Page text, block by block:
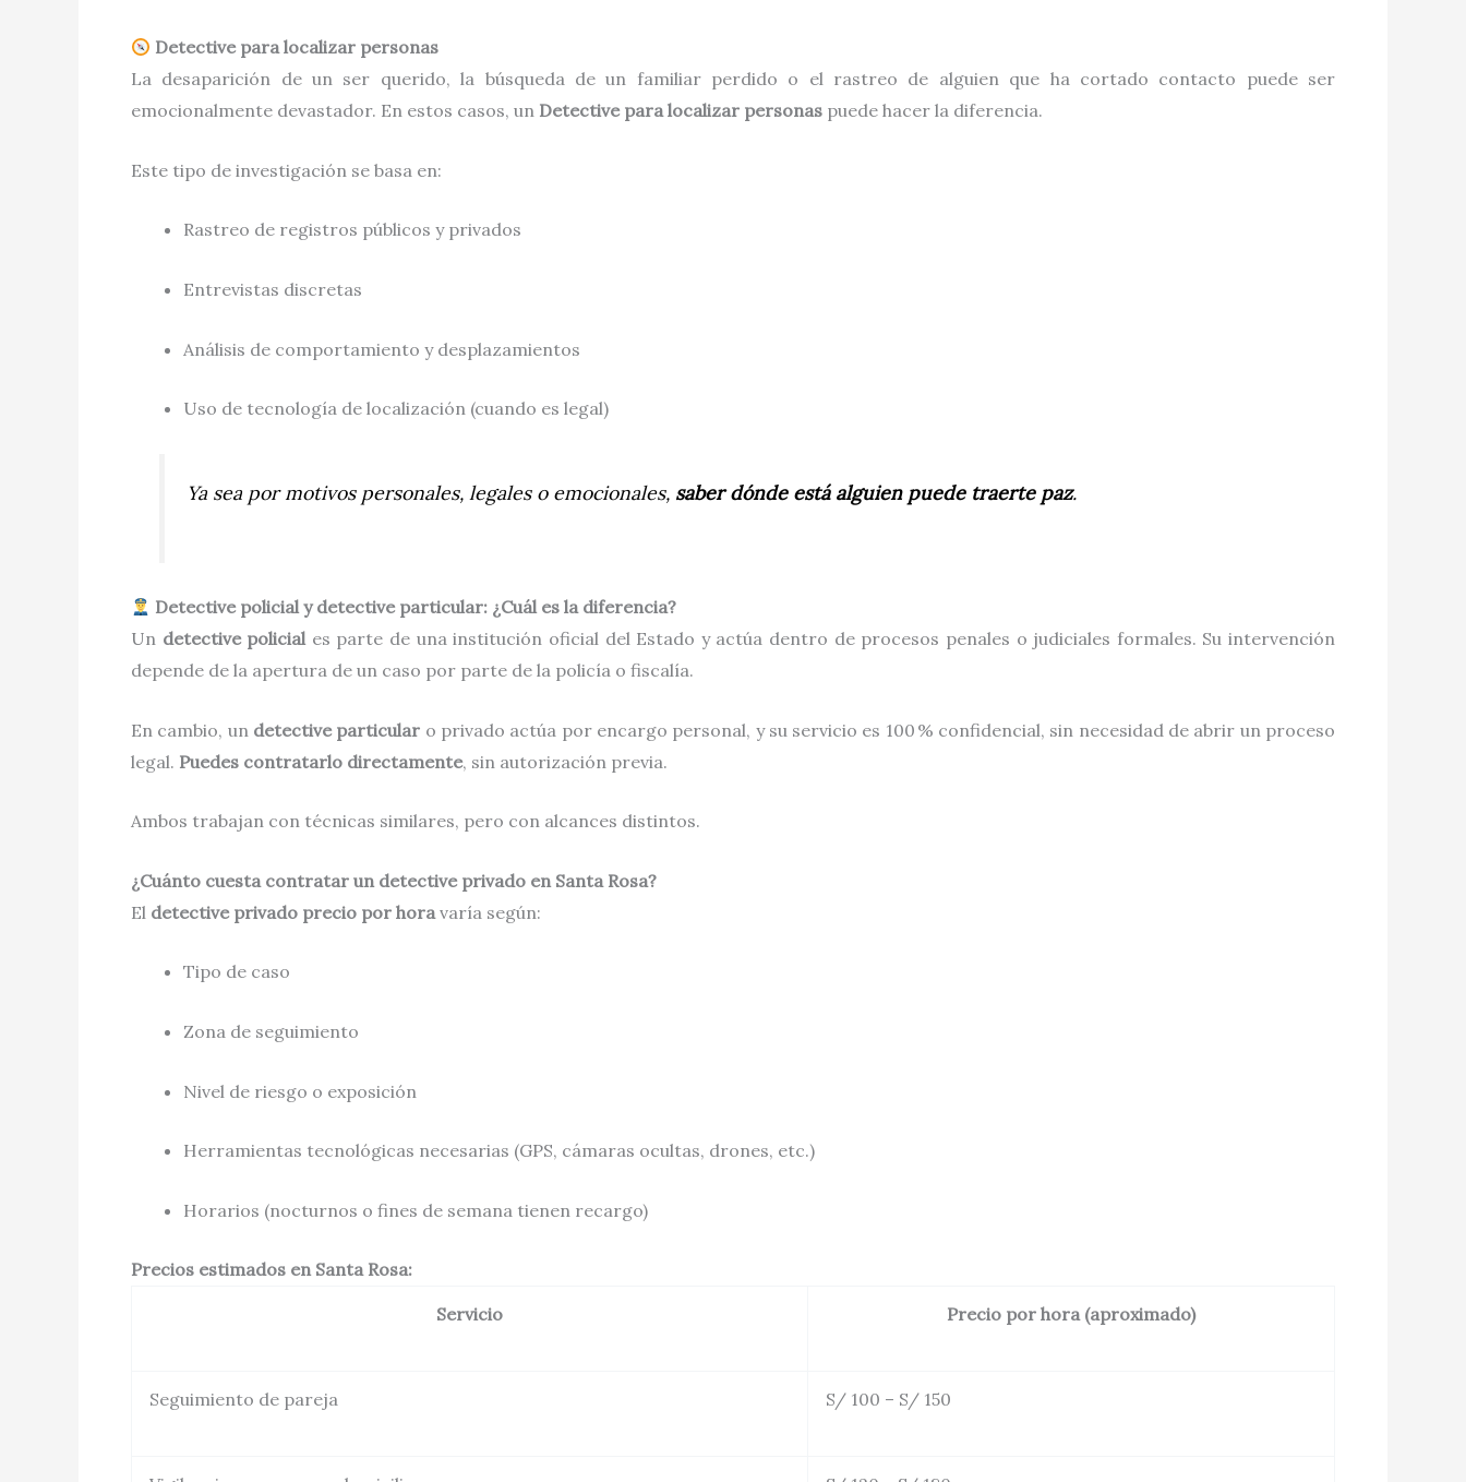
Detective para localizar personas
La desaparición de un ser querido, la búsqueda de un familiar perdido o el rastreo de alguien que ha cortado contacto puede ser
emocionalmente devastador. En estos casos, un Detective para localizar personas puede hacer la diferencia.
Este tipo de investigación se basa en:
Rastreo de registros públicos y privados
Entrevistas discretas
Análisis de comportamiento y desplazamientos
Uso de tecnología de localización (cuando es legal)
Ya sea por motivos personales, legales o emocionales, saber dónde está alguien puede traerte paz.
Detective policial y detective particular: ¿Cuál es la diferencia?
Un detective policiales parte de una institución oficial del Estado y actúa dentro de procesos penales o judiciales formales. Su intervención
depende de la apertura de un caso por parte de la policía o fiscalía.
En cambio, un detective particular o privado actúa por encargo personal, y su servicio es 100 % confidencial, sin necesidad de abrir un proceso
legal. Puedes contratarlo directamente, sin autorización previa.
Ambos trabajan con técnicas similares, pero con alcances distintos.
¿Cuánto cuesta contratar un detective privado en Santa Rosa?
El detective privado precio por hora varía según:
Tipo de caso
Zona de seguimiento
Nivel de riesgo o exposición
Herramientas tecnológicas necesarias (GPS, cámaras ocultas, drones, etc.)
Horarios (nocturnos o fines de semana tienen recargo)
Precios estimados en Santa Rosa:
Servicio Precio por hora (aproximado)
Seguimiento de pareja S/ 100 – S/ 150